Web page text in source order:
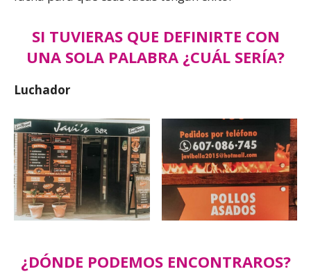
SI TUVIERAS QUE DEFINIRTE CON
UNA SOLA PALABRA ¿CUÁL SERÍA?
Luchador
¿DÓNDE PODEMOS ENCONTRAROS?